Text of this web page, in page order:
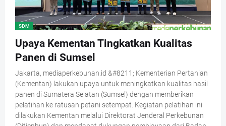
SDM
Upaya Kementan Tingkatkan Kualitas
Panen di Sumsel
Jakarta, mediaperkebunan.id &#8211; Kementerian Pertanian
(Kementan) lakukan upaya untuk meningkatkan kualitas hasil
panen di Sumatera Selatan (Sumsel) dengan memberikan
pelatihan ke ratusan petani setempat. Kegiatan pelatihan ini
dilakukan Kementan melalui Direktorat Jenderal Perkebunan